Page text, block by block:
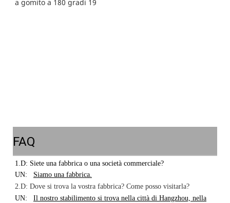
FAQ
1.D: Siete una fabbrica o una società commerciale?
UN:
Siamo una fabbrica.
2.D: Dove si trova la vostra fabbrica? Come posso visitarla?
UN:
Il nostro stabilimento si trova nella città di Hangzhou, nella